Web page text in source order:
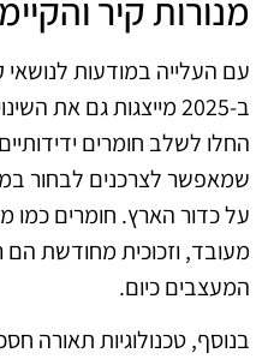
מנורות קיר
עם העלייה במודעות לנושאי
ב-2025 מייצגות גם את
החלו לשלב חומרים
שמאפשר לצרכנים לבחור
על כדור הארץ. חומרים כמו
מעובד, וזכוכית מחודשת
המעצבים כיום.